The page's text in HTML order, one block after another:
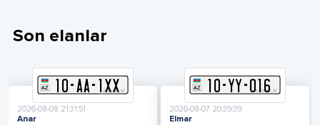
Son elanlar
10-AA-1XX
2026-08-08 21:31:51
Anar
10-YY-016
2026-08-07 20:39:39
Elmar